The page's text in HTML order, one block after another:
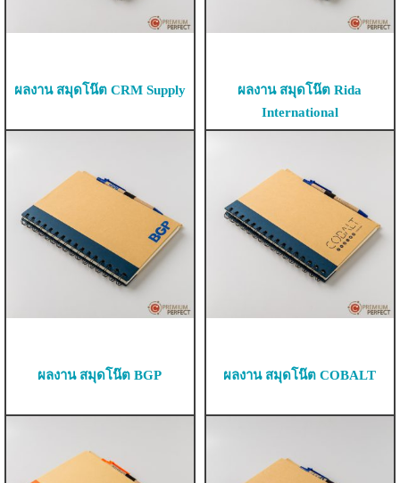
ผลงาน สมุดโน๊ต CRM Supply
ผลงาน สมุดโน๊ต Rida
International
ผลงาน สมุดโน๊ต BGP ผลงาน สมุดโน๊ต COBALT